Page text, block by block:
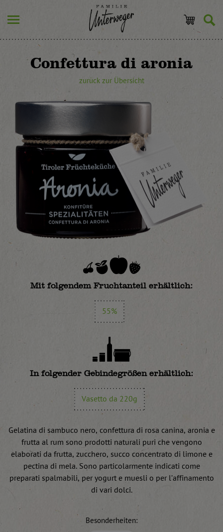
Confettura di aronia
zurück zur Übersicht
Mit folgendem Fruchtanteil erhältlich:
55%
In folgender Gebindegrößen erhältlich:
Vasetto da 220g
Gelatina di sambuco nero, confettura di rosa canina, aronia e
frutta al rum sono prodotti naturali puri che vengono
elaborati da frutta, zucchero, succo concentrato di limone e
pectina di mela. Sono particolarmente indicati come
preparati spalmabili, per yogurt e muesli o per l’affinamento
di vari dolci.
Besonderheiten: